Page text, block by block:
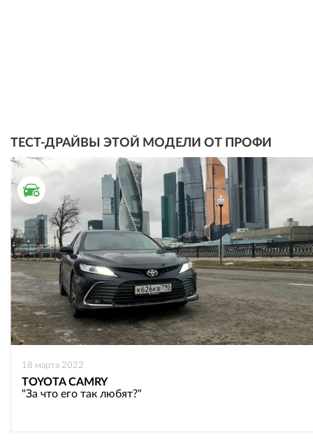
ТЕСТ-ДРАЙВЫ ЭТОЙ МОДЕЛИ ОТ ПРОФИ
18 марта 2022
TOYOTA CAMRY
"За что его так любят?"